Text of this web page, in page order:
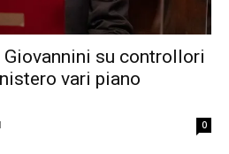
Giovannini su controllori
vari piano
0